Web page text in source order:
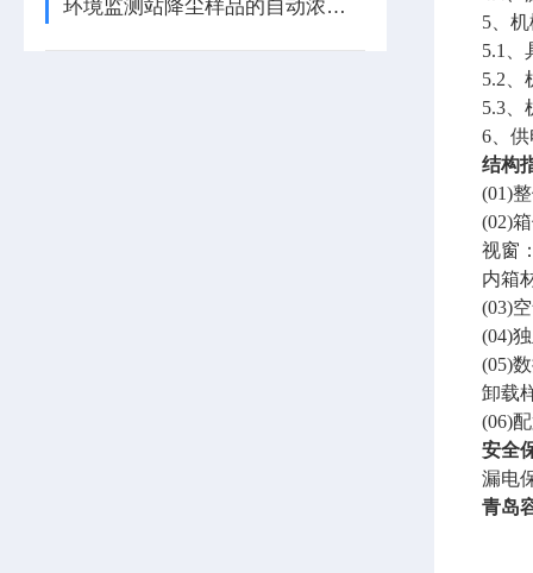
环境监测站降尘样品的自动浓缩蒸干设备
5、
5.1、
5.2、
5.3、
6、
结构
(01)
(02)
视窗
内箱
(03)
(04)
(05)
卸载
(06)
安全
漏电
青岛